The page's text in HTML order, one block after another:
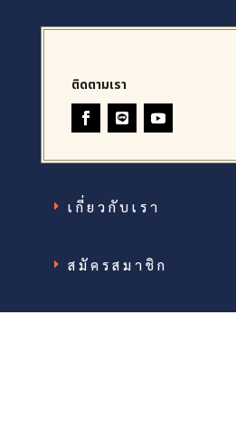
ติดตามเรา
เกี่ยวกับเรา
สมัครสมาชิก